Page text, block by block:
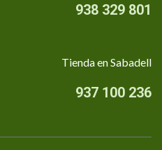
938 329 801
Tienda en Sabadell
937 100 236